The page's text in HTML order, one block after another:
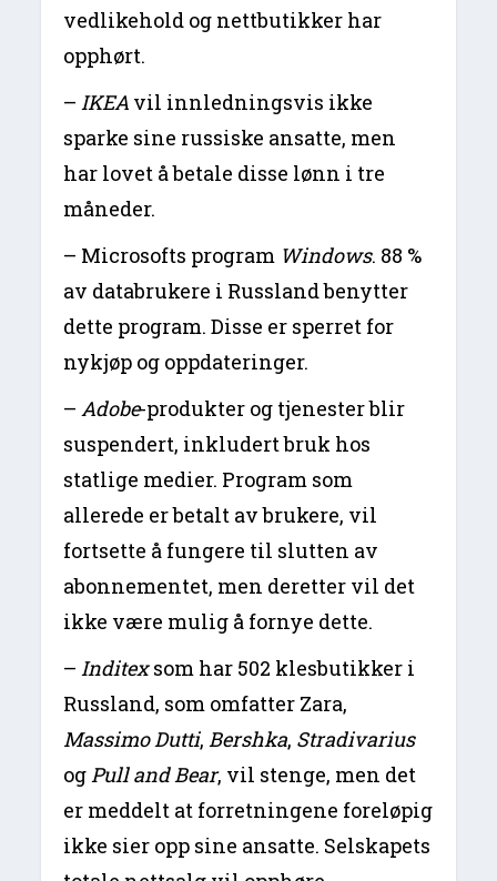
vedlikehold og nettbutikker har
opphørt.
–IKEA vil innledningsvis ikke
sparke sine russiske ansatte, men
har lovet å betale disse lønn i tre
måneder.
– Microsofts program Windows. 88 %
av databrukere i Russland benytter
dette program. Disse er sperret for
nykjøp og oppdateringer.
–Adobe-produkter og tjenester blir
suspendert, inkludert bruk hos
statlige medier. Program som
allerede er betalt av brukere, vil
fortsette å fungere til slutten av
abonnementet, men deretter vil det
ikke være mulig å fornye dette.
–Inditexsom har 502 klesbutikker i
Russland, som omfatter Zara,
Massimo Dutti,Bershka, Stradivarius
ogPull and Bear, vil stenge, men det
er meddelt at forretningene foreløpig
ikke sier opp sine ansatte. Selskapets